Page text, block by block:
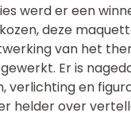
werd er een
deze
van het
Er is
verlichting en
helder over